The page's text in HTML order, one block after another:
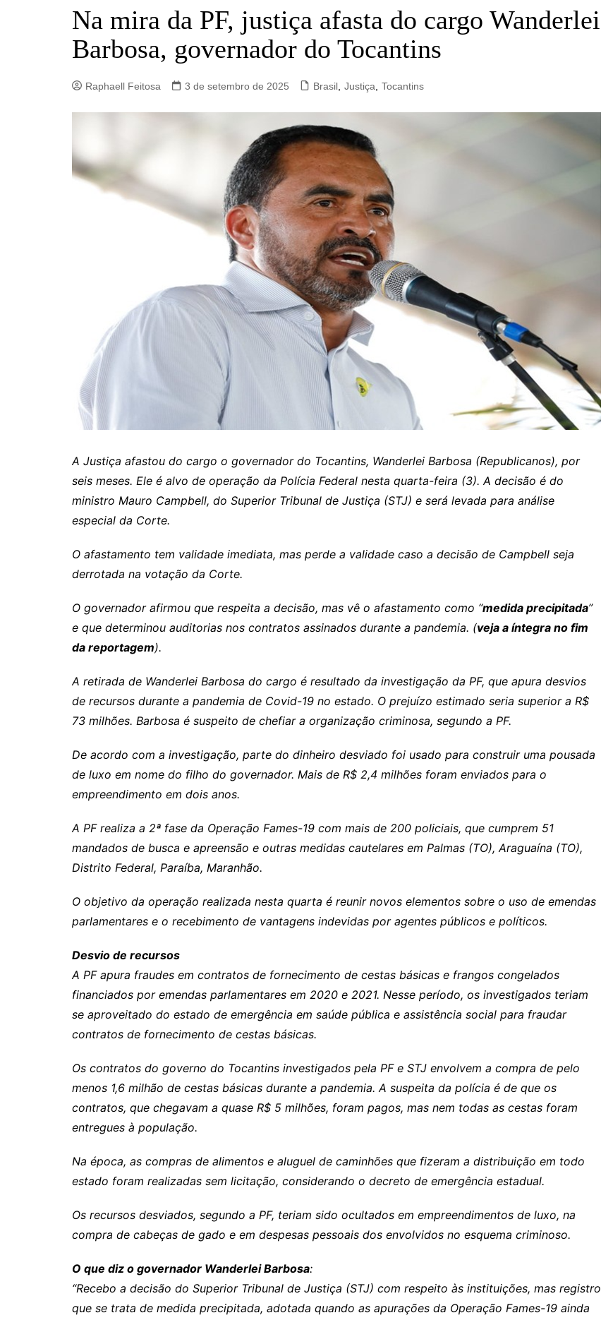
Campinorte
Campos Verdes
Estrela do Norte
Goianésia
Goiânia
Guarinos
Hidrolina
Ipiranga de Goiás
Itaberaí
Itaguaru
Itapuranga
Jaraguá
Jardim Paulista
Jataí
Nova América
Rialma
Rianápolis
Rubiataba
Santa Isabel
Santa Terezinha de Goiás
São Luiz do Norte
Senador Canedo
Uirapuru
Uruaçu
Uruana
Uirapuru
Na mira da PF, justiça afasta do cargo Wanderlei
Barbosa, governador do Tocantins
Raphaell Feitosa 3 de setembro de 2025 Brasil, Justiça, Tocantins
A Justiça afastou do cargo o governador do Tocantins, Wanderlei Barbosa (Republicanos), por
seis meses. Ele é alvo de operação da Polícia Federal nesta quarta-feira (3). A decisão é do
ministro Mauro Campbell, do Superior Tribunal de Justiça (STJ) e será levada para análise
especial da Corte.
O afastamento tem validade imediata, mas perde a validade caso a decisão de Campbell seja
derrotada na votação da Corte.
O governador afirmou que respeita a decisão, mas vê o afastamento como “medida precipitada”
e que determinou auditorias nos contratos assinados durante a pandemia. (veja a íntegra no fim
da reportagem).
A retirada de Wanderlei Barbosa do cargo é resultado da investigação da PF, que apura desvios
de recursos durante a pandemia de Covid-19 no estado. O prejuízo estimado seria superior a R$
73 milhões. Barbosa é suspeito de chefiar a organização criminosa, segundo a PF.
De acordo com a investigação, parte do dinheiro desviado foi usado para construir uma pousada
de luxo em nome do filho do governador. Mais de R$ 2,4 milhões foram enviados para o
empreendimento em dois anos.
A PF realiza a 2ª fase da Operação Fames-19 com mais de 200 policiais, que cumprem 51
mandados de busca e apreensão e outras medidas cautelares em Palmas (TO), Araguaína (TO),
Distrito Federal, Paraíba, Maranhão.
O objetivo da operação realizada nesta quarta é reunir novos elementos sobre o uso de emendas
parlamentares e o recebimento de vantagens indevidas por agentes públicos e políticos.
Desvio de recursos
A PF apura fraudes em contratos de fornecimento de cestas básicas e frangos congelados
financiados por emendas parlamentares em 2020 e 2021. Nesse período, os investigados teriam
se aproveitado do estado de emergência em saúde pública e assistência social para fraudar
contratos de fornecimento de cestas básicas.
Os contratos do governo do Tocantins investigados pela PF e STJ envolvem a compra de pelo
menos 1,6 milhão de cestas básicas durante a pandemia. A suspeita da polícia é de que os
contratos, que chegavam a quase R$ 5 milhões, foram pagos, mas nem todas as cestas foram
entregues à população.
Na época, as compras de alimentos e aluguel de caminhões que fizeram a distribuição em todo
estado foram realizadas sem licitação, considerando o decreto de emergência estadual.
Os recursos desviados, segundo a PF, teriam sido ocultados em empreendimentos de luxo, na
compra de cabeças de gado e em despesas pessoais dos envolvidos no esquema criminoso.
O que diz o governador Wanderlei Barbosa:
“Recebo a decisão do Superior Tribunal de Justiça (STJ) com respeito às instituições, mas registro
que se trata de medida precipitada, adotada quando as apurações da Operação Fames-19 ainda